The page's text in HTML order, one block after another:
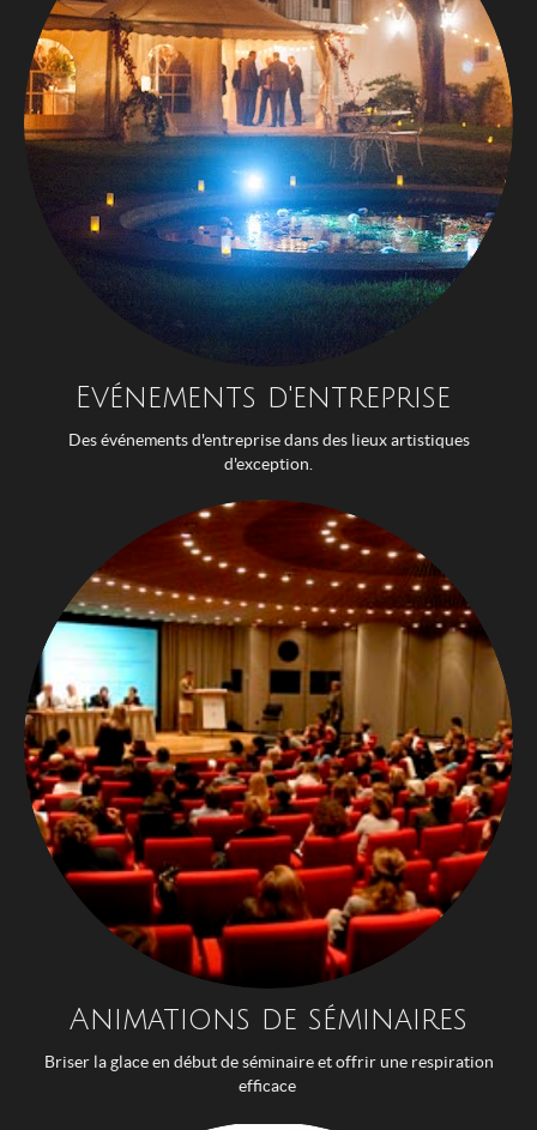
Evénements d'entreprise
Des événements d'entreprise dans des lieux artistiques
d'exception.
Animations de séminaires
Briser la glace en début de séminaire et offrir une respiration
efficace